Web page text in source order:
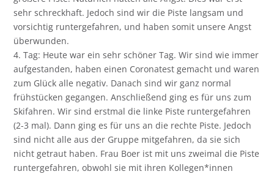
sehr schreckhaft. Jedoch sind wir die Piste langsam und
vorsichtig runtergefahren, und haben somit unsere Angst
überwunden.
4. Tag: Heute war ein sehr schöner Tag. Wir sind wie immer
aufgestanden, haben einen Coronatest gemacht und waren
zum Glück alle negativ. Danach sind wir ganz normal
frühstücken gegangen. Anschließend ging es für uns zum
Skifahren. Wir sind erstmal die linke Piste runtergefahren
(2-3 mal). Dann ging es für uns an die rechte Piste. Jedoch
sind nicht alle aus der Gruppe mitgefahren, da sie sich
nicht getraut haben. Frau Boer ist mit uns zweimal die Piste
runtergefahren, obwohl sie mit ihren Kollegen*innen